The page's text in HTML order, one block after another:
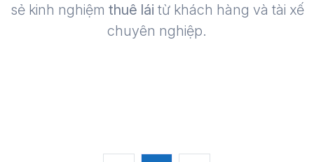
sẻ kinh nghiệm thuê lái từ khách hàng và tài xế
chuyên nghiệp.